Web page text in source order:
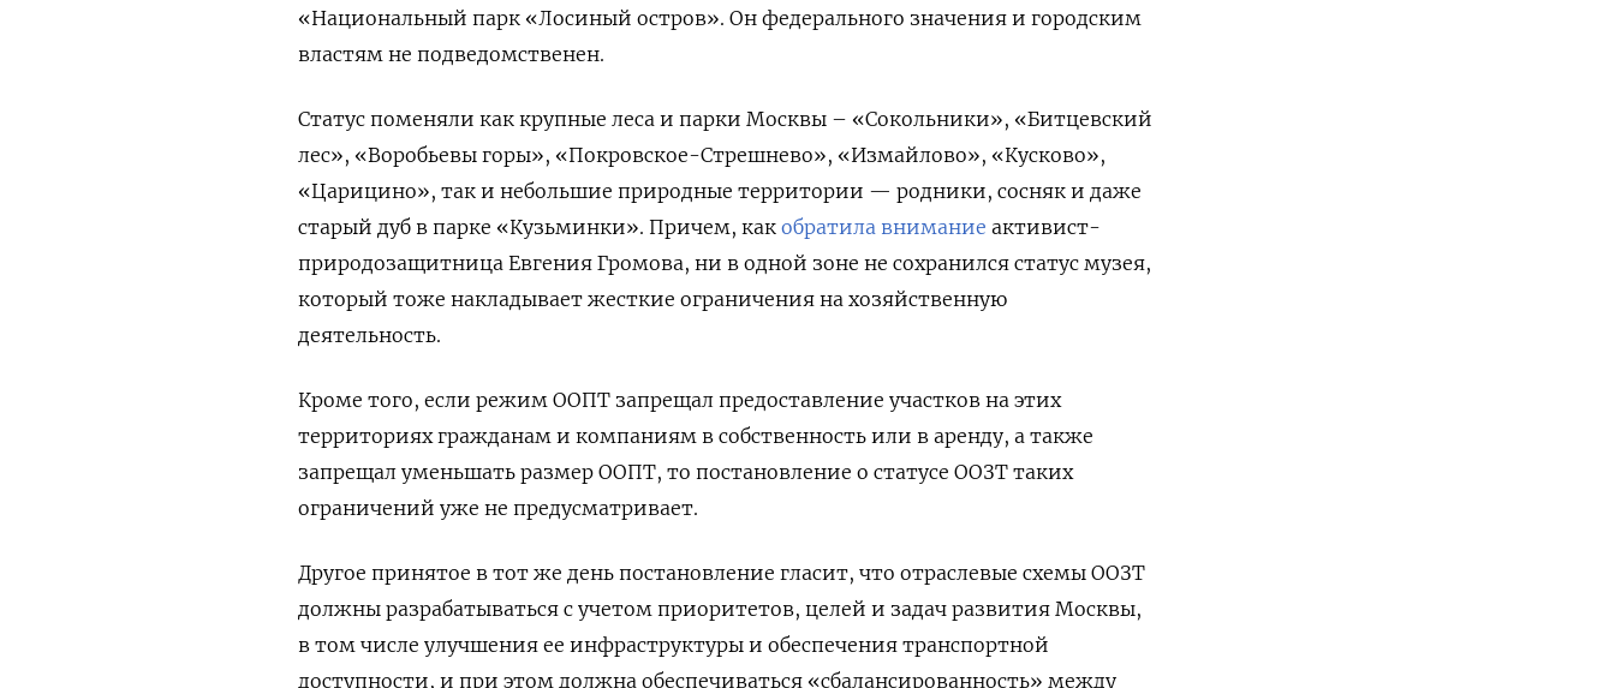
«Национальный парк «Лосиный остров». Он федерального значения и городским
властям не подведомственен.
Статус поменяли как крупные леса и парки Москвы – «Сокольники», «Битцевский
лес», «Воробьевы горы», «Покровское-Стрешнево», «Измайлово», «Кусково»,
«Царицино», так и небольшие природные территории — родники, сосняк и даже
старый дуб в парке «Кузьминки». Причем, как обратила внимание активист-
природозащитница Евгения Громова, ни в одной зоне не сохранился статус музея,
который тоже накладывает жесткие ограничения на хозяйственную
деятельность.
Кроме того, если режим ООПТ запрещал предоставление участков на этих
территориях гражданам и компаниям в собственность или в аренду, а также
запрещал уменьшать размер ООПТ, то постановление о статусе ООЗТ таких
ограничений уже не предусматривает.
Другое принятое в тот же день постановление гласит, что отраслевые схемы ООЗТ
должны разрабатываться с учетом приоритетов, целей и задач развития Москвы,
в том числе улучшения ее инфраструктуры и обеспечения транспортной
доступности, и при этом должна обеспечиваться «сбалансированность» между